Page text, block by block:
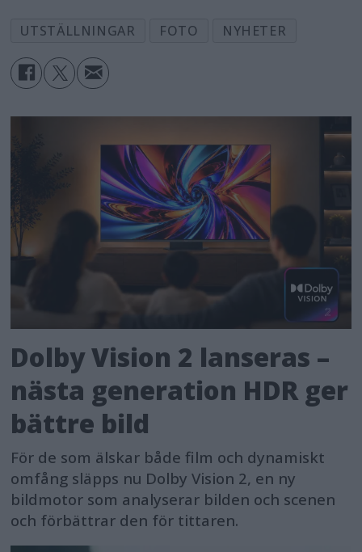
UTSTÄLLNINGAR FOTO NYHETER
Dolby Vision 2 lanseras –
nästa generation HDR ger
bättre bild
För de som älskar både film och dynamiskt
omfång släpps nu Dolby Vision 2, en ny
bildmotor som analyserar bilden och scenen
och förbättrar den för tittaren.